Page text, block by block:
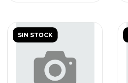
SIN STOCK